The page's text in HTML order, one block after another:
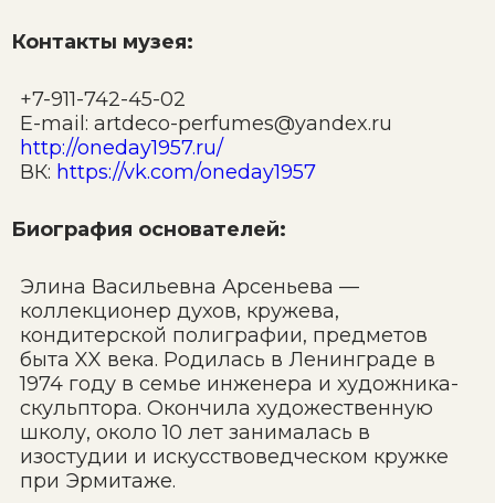
Контакты музея:
+7-911-742-45-02
E-mail: artdeco-perfumes@yandex.ru
http://oneday1957.ru/
ВК: https://vk.com/oneday1957
Биография основателей:
Элина Васильевна Арсеньева —
коллекционер духов, кружева,
кондитерской полиграфии, предметов
быта XX века. Родилась в Ленинграде в
1974 году в семье инженера и художника-
скульптора. Окончила художественную
школу, около 10 лет занималась в
изостудии и искусствоведческом кружке
при Эрмитаже.